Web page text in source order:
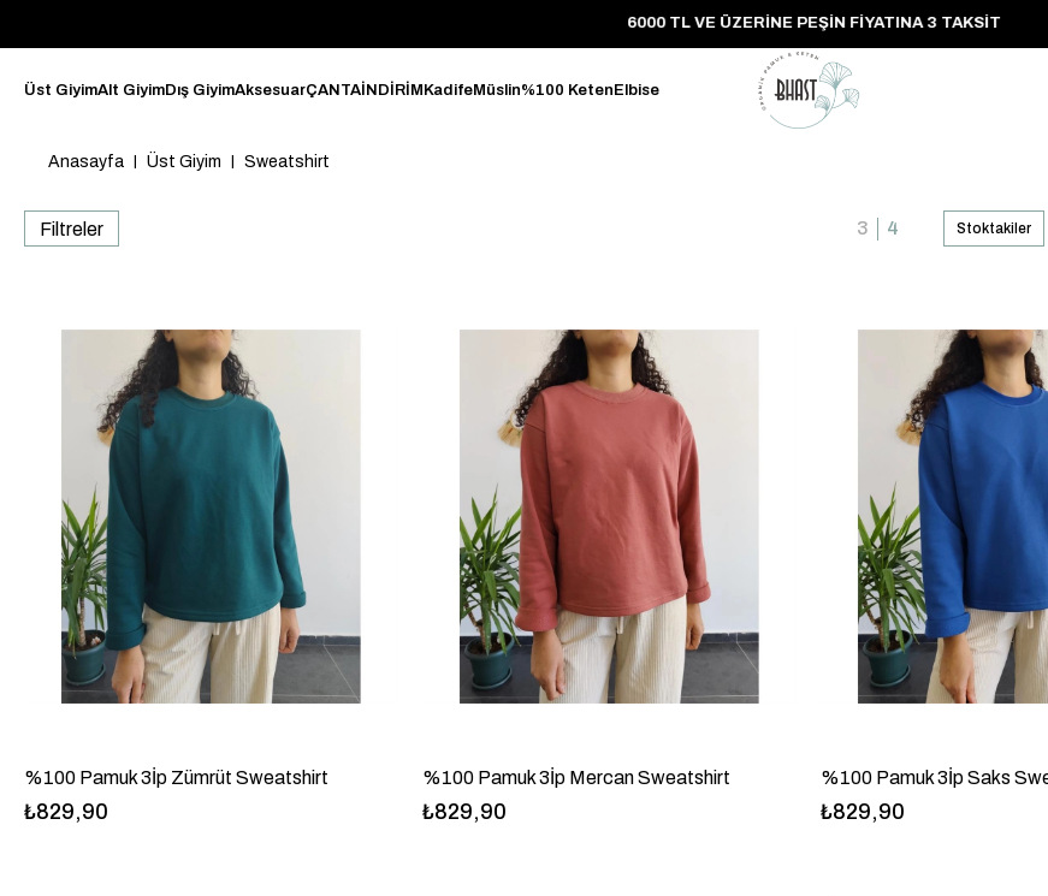
6000 TL VE ÜZERINE PEŞIN FIYATINA 3
Üst GiyimAlt GiyimDış GiyimAksesuarÇANTA İNDİRİM KadifeMüslin%100 Keten Elbise
Anasayfa Üst Giyim Sweatshirt
Stoktakiler
Filtreler
%100 Pamuk 3İp Zümrüt Sweatshirt
₺829,90
%100 Pamuk 3İp Mercan Sweatshirt
₺829,90
%100 Pamuk 3İp Saks
₺829,90